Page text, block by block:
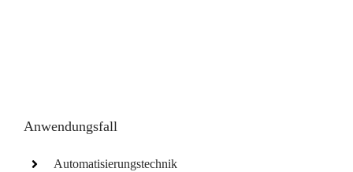
Anwendungsfall
Automatisierungstechnik